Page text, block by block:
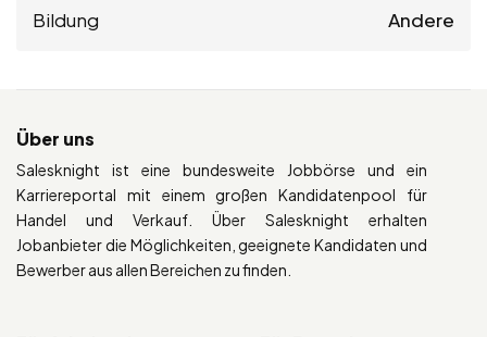
Bildung Andere
Über uns
Salesknight ist eine bundesweite Jobbörse und ein
Karriereportal mit einem großen Kandidatenpool für
Handel und Verkauf. Über Salesknight erhalten
Jobanbieter die Möglichkeiten, geeignete Kandidaten und
Bewerber aus allen Bereichen zu finden.